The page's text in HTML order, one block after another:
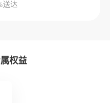
送达
权益